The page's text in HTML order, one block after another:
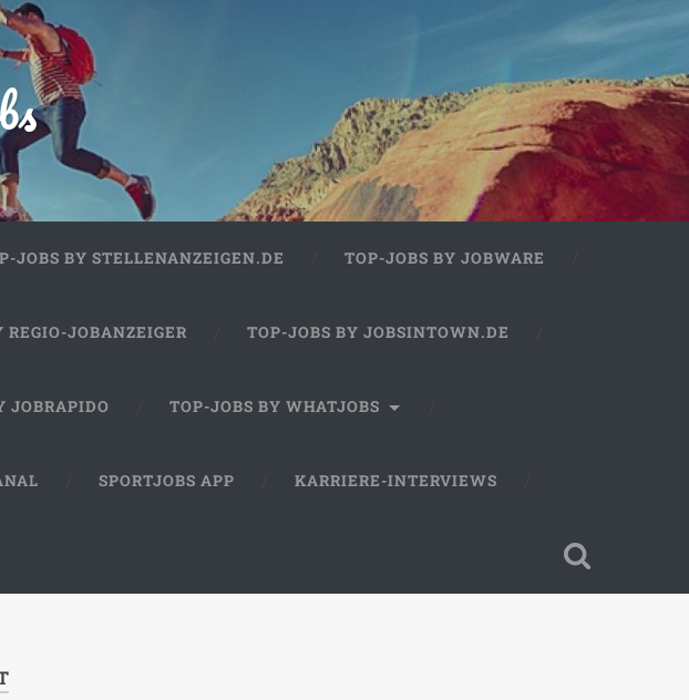
JOBS BY STELLENANZEIGEN.DE TOP-JOBS BY JOBWARE
REGIO-JOBANZEIGER TOP-JOBS BY JOBSINTOWN.DE
JOBRAPIDO TOP-JOBS BY WHATJOBS
SPORTJOBS APP KARRIERE-INTERVIEWS